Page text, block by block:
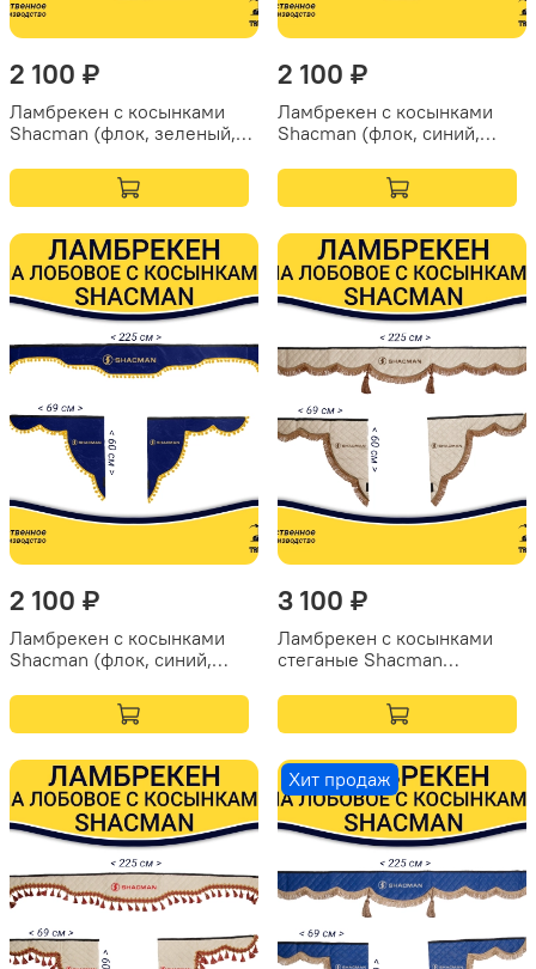
2 100 ₽
Ламбрекен с косынками
Shacman (флок, зеленый,
2 100 ₽
Ламбрекен с косынками
Shacman (флок, синий,
2 100 ₽
Ламбрекен с косынками
Shacman (флок, синий,
3 100 ₽
Ламбрекен с косынками
стеганые Shacman
коричневые кисточки)
Хит продаж